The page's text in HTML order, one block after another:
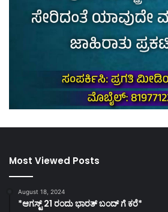
Most Viewed Posts
August 18, 2024
*ಆಗಸ್ಟ್ 21 ರಂದು ಭಾರತ್‌ ಬಂದ್‌ ಗೆ ಕರೆ*